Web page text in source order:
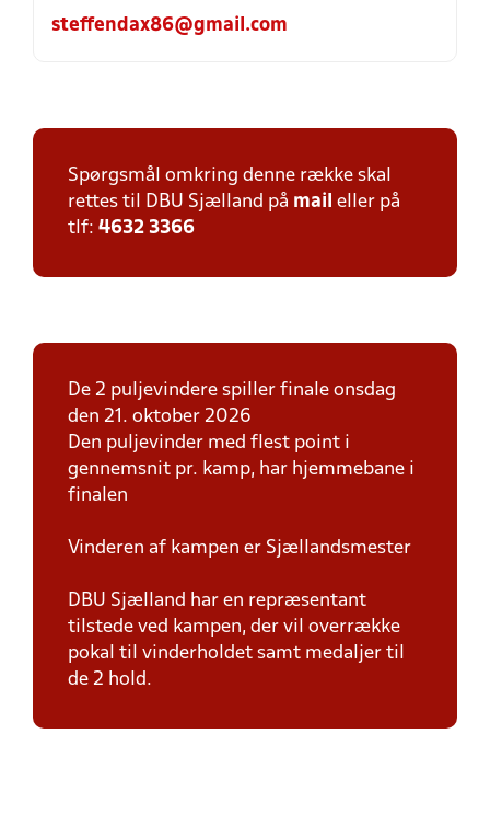
steffendax86@gmail.com
Spørgsmål omkring denne række skal
rettes til DBU Sjælland på mail eller på
tlf: 4632 3366
De 2 puljevindere spiller finale onsdag
den 21. oktober 2026
Den puljevinder med flest point i
gennemsnit pr. kamp, har hjemmebane i
finalen
Vinderen af kampen er Sjællandsmester
DBU Sjælland har en repræsentant
tilstede ved kampen, der vil overrække
pokal til vinderholdet samt medaljer til
de 2 hold.